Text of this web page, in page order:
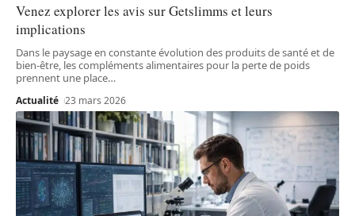
Venez explorer les avis sur Getslimms et leurs
implications
Dans le paysage en constante évolution des produits de santé et de
bien-être, les compléments alimentaires pour la perte de poids
prennent une place…
Actualité 23 mars 2026